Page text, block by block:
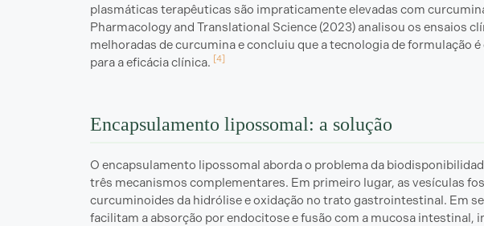
plasmáticas terapêuticas são impraticamente elevadas com
Pharmacology and Translational Science (2023) analisou os ensaios
melhoradas de curcumina e concluiu que a tecnologia de formulação
para a eficácia clínica.
[4]
Encapsulamento lipossomal: a solução
O encapsulamento lipossomal aborda o problema da
três mecanismos complementares. Em primeiro lugar, as vesículas
curcuminoides da hidrólise e oxidação no trato gastrointestinal. Em
facilitam a absorção por endocitose e fusão com a mucosa intestinal,